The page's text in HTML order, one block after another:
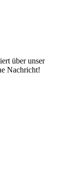
über unser
Nachricht!